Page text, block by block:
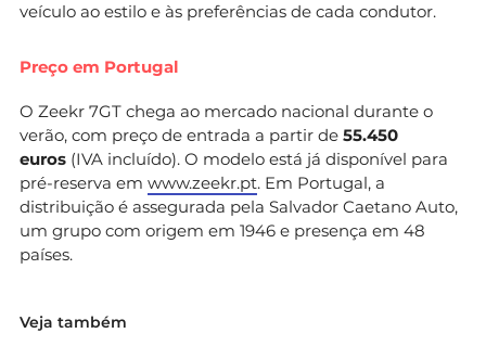
veículo ao estilo e às preferências de cada condutor.
Preço em Portugal
O Zeekr 7GT chega ao mercado nacional durante o
verão, com preço de entrada a partir de 55.450
euros (IVA incluído). O modelo está já disponível para
pré-reserva em www.zeekr.pt. Em Portugal, a
distribuição é assegurada pela Salvador Caetano Auto,
um grupo com origem em 1946 e presença em 48
países.
Veja também